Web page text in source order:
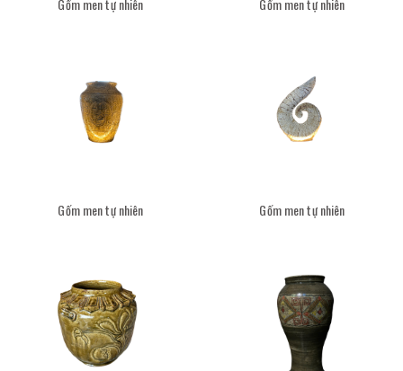
Gốm men tự nhiên Gốm men tự nhiên
Gốm men tự nhiên Gốm men tự nhiên